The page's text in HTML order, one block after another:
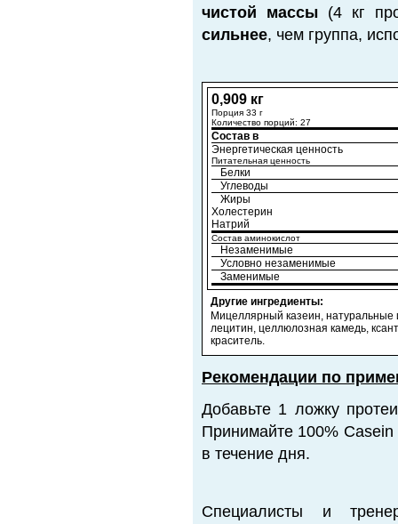
чистой массы (4 кг
сильнее, чем группа,
0,909 кг
Порция 33 г
Количество порций: 27
Состав в
Энергетическая ценность
Питательная ценность
Белки
Углеводы
Жиры
Холестерин
Натрий
Состав аминокислот
Незаменимые
Условно незаменимые
Заменимые
Другие ингредиенты:
Мицеллярный казеин, натуральные
лецитин, целлюлозная камедь,
краситель.
Рекомендации по
Добавьте 1 ложку
Принимайте 100%
в течение дня.
Специалисты и